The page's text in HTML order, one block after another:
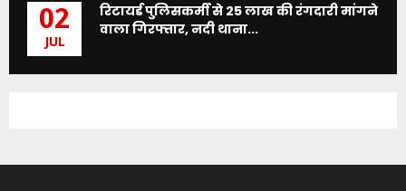
02
JUL
रिटायर्ड पुलिसकर्मी से 25 लाख की रंगदारी मांगने
वाला गिरफ्तार, नदी थाना...